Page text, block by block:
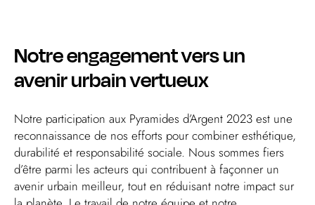
Notre engagement vers un
avenir urbain vertueux
Notre participation aux Pyramides d’Argent 2023 est une
reconnaissance de nos efforts pour combiner esthétique,
durabilité et responsabilité sociale. Nous sommes fiers
d’être parmi les acteurs qui contribuent à façonner un
avenir urbain meilleur, tout en réduisant notre impact sur